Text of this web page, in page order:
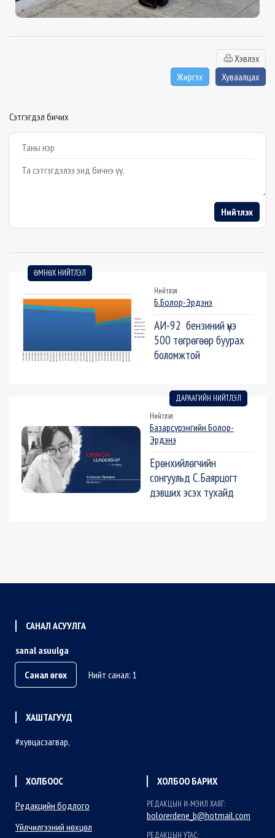
Хэвлэх
Жиргэх
Хуваалцах
Сэтгэгдэл бичих
Example textarea
Нийтлэх
ӨМНӨХ НИЙТЛЭЛ
Нийтлэл
Б.Болор-Эрдэнэ
АИ-92 бензиний үнэ
500 төгрөгөөр буурах
боломжтой
ДАРААГИЙН НИЙТЛЭЛ
Нийтлэл
Базарсүрэнгийн Болор-
Эрдэнэ
Ерөнхийлөгчийн
сонгуульд С.Баярцогт
дэвших эсэх тухайд
САНАЛ АСУУЛГА
sanal asuulga
Санал өгөх
Нийт санал: 1
ХАШТАГУУД
хувцасзагвар
ХОЛБООС
Редакцийн бодлого
Үйлчилгээний нөхцөл
ХОЛБОО БАРИХ
РЕДАКЦЫН И-МЭИЛ ХАЯГ:
bolorerdene_b@hotmail.com
РЕДАКЦЫН УТАС: